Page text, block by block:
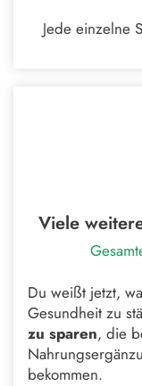
Jede einzelne
Viele
Du weißt jetzt,
Gesundheit zu
zu sparen, die
bekommen.